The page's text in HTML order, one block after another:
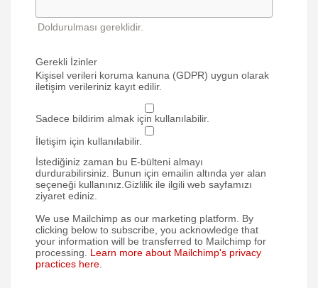
Doldurulması gereklidir.
Gerekli İzinler
Kişisel verileri koruma kanuna (GDPR) uygun olarak
iletişim verileriniz kayıt edilir.
Sadece bildirim almak için kullanılabilir.
İletişim için kullanılabilir.
İstediğiniz zaman bu E-bülteni almayı
durdurabilirsiniz. Bunun için emailin altında yer alan
seçeneği kullanınız.Gizlilik ile ilgili web sayfamızı
ziyaret ediniz.
We use Mailchimp as our marketing platform. By
clicking below to subscribe, you acknowledge that
your information will be transferred to Mailchimp for
processing. Learn more about Mailchimp's privacy
practices here.